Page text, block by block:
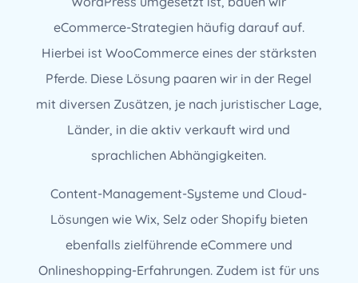
eCommerce-Strategien häufig darauf auf.
Hierbei ist WooCommerce eines der stärksten
Pferde. Diese Lösung paaren wir in der Regel
mit diversen Zusätzen, je nach juristischer Lage,
Länder, in die aktiv verkauft wird und
sprachlichen Abhängigkeiten.
Content-Management-Systeme und Cloud-
Lösungen wie Wix, Selz oder Shopify bieten
ebenfalls zielführende eCommere und
Onlineshopping-Erfahrungen. Zudem ist für uns